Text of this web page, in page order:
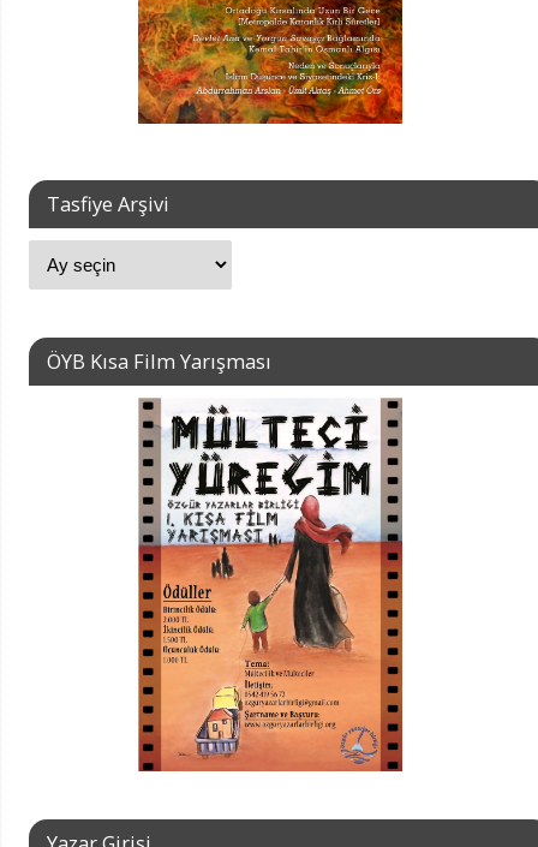
Tasfiye Arşivi
ÖYB Kısa Film Yarışması